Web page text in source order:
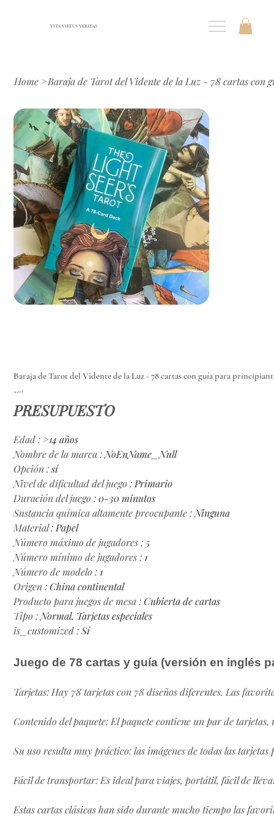
VITA VIRTUS VERITAS
Home >Baraja de Tarot del Vidente de la Luz - 78 cartas
Baraja de Tarot del Vidente de la Luz - 78 cartas con guía para
Precio
14,00 €
PRESUPUESTO
Edad: >14 años
Nombre de la marca: NoEnName_Null
Opción:sí
Nivel de dificultad del juego : Primario
Duración del juego :0-30 minutos
Sustancia química altamente preocupante: Ninguna
Material: Papel
Número máximo de jugadores: 5
Número mínimo de jugadores: 1
Número de modelo : 1
Origen:China continental
Producto para juegos de mesa:Cubierta de cartas
Tipo : Normal, Tarjetas especiales
is_customized:Sí
Juego de 78 cartas y guía (versión en inglés
Tarjetas: Hay 78 tarjetas con 78 diseños diferentes. Las
Contenido del paquete: El paquete contiene un par de
Su uso resulta muy práctico: las imágenes de todas las
Fácil de transportar: Es ideal para viajes, portátil, fácil de
Estas cartas clásicas han sido durante mucho tiempo las